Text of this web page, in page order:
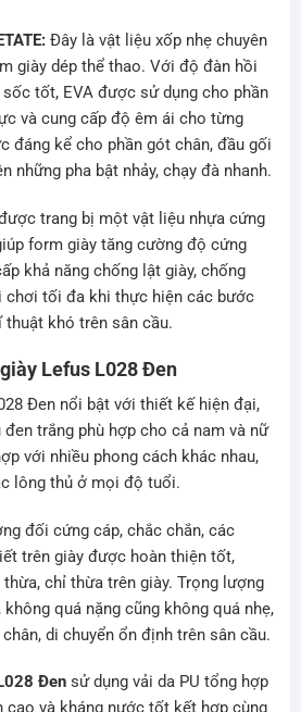
Đây là vật liệu xốp nhẹ chuyên
giày dép thể thao. Với độ đàn hồi
tốt, EVA được sử dụng cho phần
và cung cấp độ êm ái cho từng
đáng kể cho phần gót chân, đầu gối
những pha bật nhảy, chạy đà nhanh.
trang bị một vật liệu nhựa cứng
form giày tăng cường độ cứng
khả năng chống lật giày, chống
chơi tối đa khi thực hiện các bước
thuật khó trên sân cầu.
Lefus L028 Đen
Đen nổi bật với thiết kế hiện đại,
trắng phù hợp cho cả nam và nữ
với nhiều phong cách khác nhau,
lông thủ ở mọi độ tuổi.
đối cứng cáp, chắc chắn, các
trên giày được hoàn thiện tốt,
chỉ thừa trên giày. Trọng lượng
quá nặng cũng không quá nhẹ,
di chuyển ổn định trên sân cầu.
Đensử dụng vải da PU tổng hợp